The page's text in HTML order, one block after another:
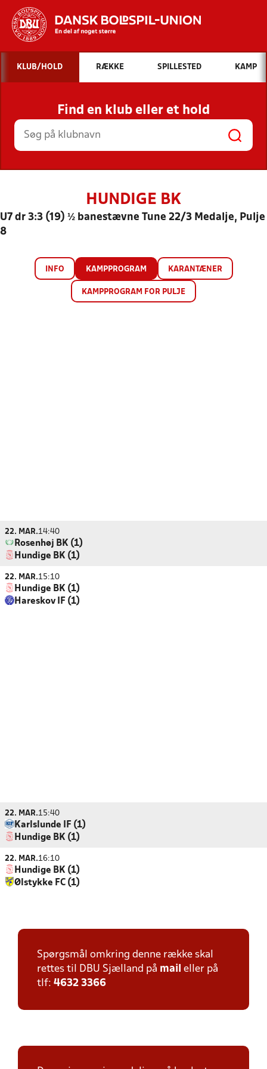
Hvad vil du søge efter?
INDHOLD OG NYHEDER
STILLINGER, RESULTATER, KLUBBER OG
HOLD
KLUB/HOLD RÆKKE SPILLESTED KAMP
Find en klub eller et hold
HUNDIGE BK
U7 dr 3:3 (19) ½ banestævne Tune 22/3 Medalje, Pulje
8
INFO KAMPPROGRAM KARANTÆNER
KAMPPROGRAM FOR PULJE
22. MAR.14:40
Rosenhøj BK (1)
Hundige BK (1)
22. MAR.15:10
Hundige BK (1)
Hareskov IF (1)
22. MAR.15:40
Karlslunde IF (1)
Hundige BK (1)
22. MAR.16:10
Hundige BK (1)
Ølstykke FC (1)
Spørgsmål omkring denne række skal
rettes til DBU Sjælland på mail eller på
tlf: 4632 3366